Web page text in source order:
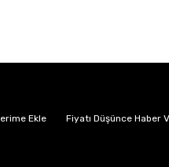
Fiyatı Düşünce Haber